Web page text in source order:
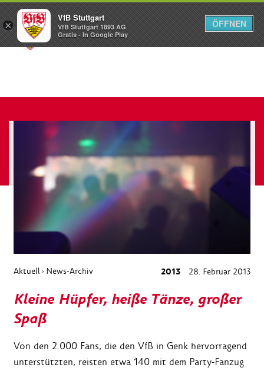
Menü
Aktuell › News-Archiv 2013 28. Februar 2013
Kleine Hüpfer, heiße Tänze, großer
Spaß
Von den 2.000 Fans, die den VfB in Genk hervorragend
unterstützten, reisten etwa 140 mit dem Party-Fanzug
×
VfB Stuttgart
VfB Stuttgart 1893 AG
Gratis - In Google Play
ÖFFNEN